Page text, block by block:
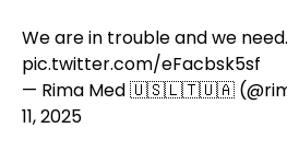
We are in trouble and we
pic.twitter.com/eFacbsk5sf
— Rima Med 🇺🇸🇱🇹🇺🇦
11, 2025